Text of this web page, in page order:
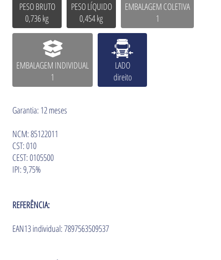
PESO BRUTO
0,736 kg
PESO LÍQUIDO
0,454 kg
EMBALAGEM COLETIVA
1
EMBALAGEM INDIVIDUAL
1
LADO
direito
Garantia: 12 meses
NCM: 85122011
CST: 010
CEST: 0105500
IPI: 9,75%
REFERÊNCIA:
EAN13 individual: 7897563509537